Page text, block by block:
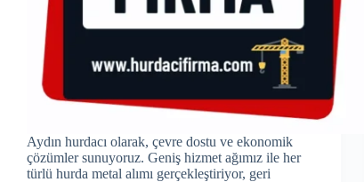
Aydın hurdacı olarak, çevre dostu ve ekonomik
çözümler sunuyoruz. Geniş hizmet ağımız ile her
türlü hurda metal alımı gerçekleştiriyor, geri